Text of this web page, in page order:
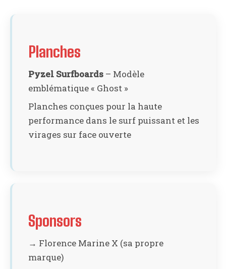
Planches
Pyzel Surfboards – Modèle
emblématique « Ghost »
Planches conçues pour la haute
performance dans le surf puissant et les
virages sur face ouverte
Sponsors
→ Florence Marine X (sa propre
marque)